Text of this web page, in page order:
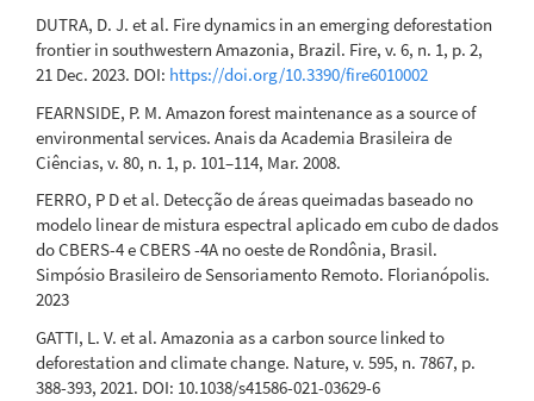
DUTRA, D. J. et al. Fire dynamics in an emerging deforestation
frontier in southwestern Amazonia, Brazil. Fire, v. 6, n. 1, p. 2,
21 Dec. 2023. DOI: https://doi.org/10.3390/fire6010002
FEARNSIDE, P. M. Amazon forest maintenance as a source of
environmental services. Anais da Academia Brasileira de
Ciências, v. 80, n. 1, p. 101–114, Mar. 2008.
FERRO, P D et al. Detecção de áreas queimadas baseado no
modelo linear de mistura espectral aplicado em cubo de dados
do CBERS-4 e CBERS -4A no oeste de Rondônia, Brasil.
Simpósio Brasileiro de Sensoriamento Remoto. Florianópolis.
2023
GATTI, L. V. et al. Amazonia as a carbon source linked to
deforestation and climate change. Nature, v. 595, n. 7867, p.
388-393, 2021. DOI: 10.1038/s41586-021-03629-6